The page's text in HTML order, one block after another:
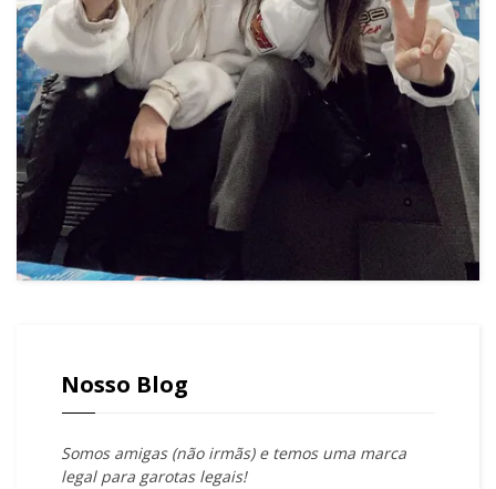
Nosso Blog
Somos amigas (não irmãs) e temos uma marca
legal para garotas legais!